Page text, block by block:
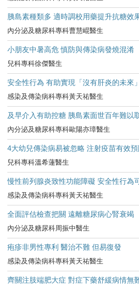
胰島素種類多 適時調校用藥提升抗糖效
內分泌及糖尿科專科曹慧崐醫生
小朋友中暑高危​ 慎防與傳染病發燒混淆
兒科專科徐傑醫生
安全性行為 有助實現「沒有肝炎的未來」
感染及傳染病科專科黃天祐醫生
及早介入有助控糖 胰島素面世百年難以
內分泌及糖尿科專科歐陽亦璋醫生
4大幼兒傳染病易被忽略 注射疫苗有效
兒科專科溫希蓮醫生
慢性前列腺炎致性功能障礙 安全性行為
感染及傳染病科專科黃天祐醫生
全面評估檢查把關 遠離糖尿病心腎衰竭
內分泌及糖尿科周振中醫生
疱疹非男性專利 醫治不難 但易復發
感染及傳染病科專科黃天祐醫生
齊關注肢端肥大症 對症下藥舒緩病情無